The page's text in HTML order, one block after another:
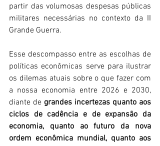
partir das volumosas despesas públicas
militares necessárias no contexto da II
Grande Guerra.
Esse descompasso entre as escolhas de
políticas econômicas serve para ilustrar
os dilemas atuais sobre o que fazer com
a nossa economia entre 2026 e 2030,
diante de grandes incertezas quanto aos
ciclos de cadência e de expansão da
economia, quanto ao futuro da nova
ordem econômica mundial, quanto aos